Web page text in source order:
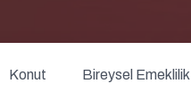
Konut Bireysel Emeklilik